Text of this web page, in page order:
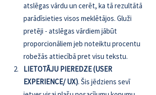
atslēgas vārdu un cerēt, ka tā rezultātā
parādīsieties visos meklētājos. Gluži
pretēji - atslēgas vārdiem jābūt
proporcionāliem jeb noteiktu procentu
robežās attiecībā pret visu tekstu.
LIETOTĀJU PIEREDZE (USER
EXPERIENCE/ UX). Šis jēdziens sevī